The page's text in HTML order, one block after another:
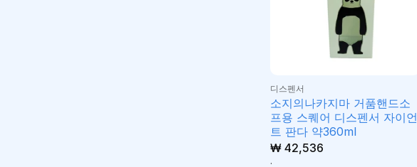
디스펜서
소지의나카지마 거품핸드소
프용 스퀘어 디스펜서 자이언
트 판다 약360ml
₩ 42,536
.